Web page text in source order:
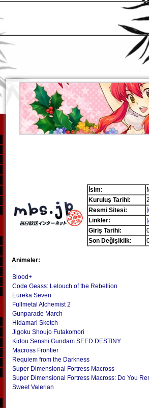
İsim:
Kuruluş Tarihi:
Resmi Sitesi:
Linkler:
Giriş Tarihi:
Son Değişiklik:
Animeler:
Blood+
Code Geass: Lelouch of the Rebellion
Eureka Seven
Fullmetal Alchemist 2
Gunparade March
Hidamari Sketch
Jigoku Shoujo Futakomori
Kidou Senshi Gundam SEED DESTINY
Macross Frontier
Requiem from the Darkness
Super Dimensional Fortress Macross
Super Dimensional Fortress Macross: Do You
Sweet Valerian